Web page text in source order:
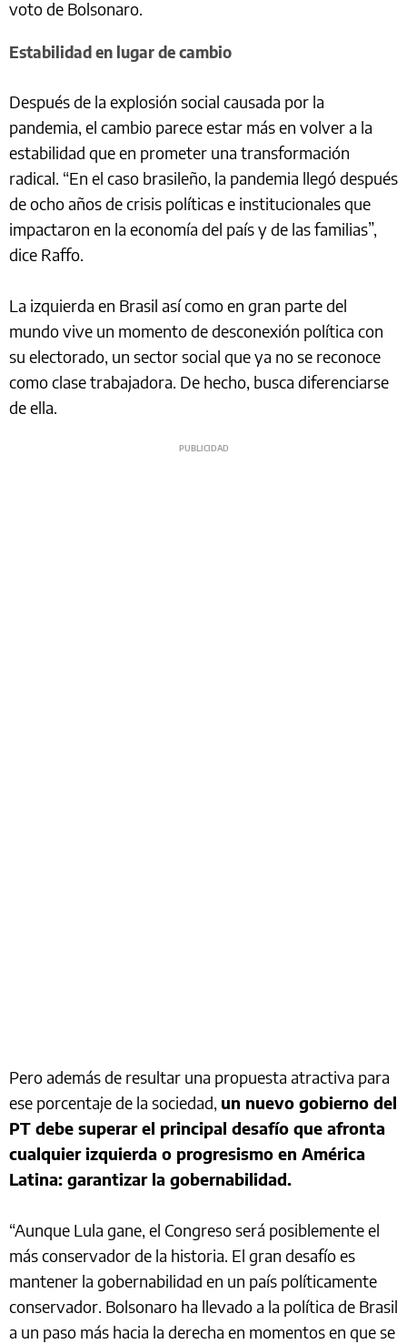
voto de Bolsonaro.
Estabilidad en lugar de cambio
Después de la explosión social causada por la
pandemia, el cambio parece estar más en volver a la
estabilidad que en prometer una transformación
radical. “En el caso brasileño, la pandemia llegó después
de ocho años de crisis políticas e institucionales que
impactaron en la economía del país y de las familias”,
dice Raffo.
La izquierda en Brasil así como en gran parte del
mundo vive un momento de desconexión política con
su electorado, un sector social que ya no se reconoce
como clase trabajadora. De hecho, busca diferenciarse
de ella.
Pero además de resultar una propuesta atractiva para
ese porcentaje de la sociedad, un nuevo gobierno del
PT debe superar el principal desafío que afronta
cualquier izquierda o progresismo en América
Latina: garantizar la gobernabilidad.
“Aunque Lula gane, el Congreso será posiblemente el
más conservador de la historia. El gran desafío es
mantener la gobernabilidad en un país políticamente
conservador. Bolsonaro ha llevado a la política de Brasil
a un paso más hacia la derecha en momentos en que se